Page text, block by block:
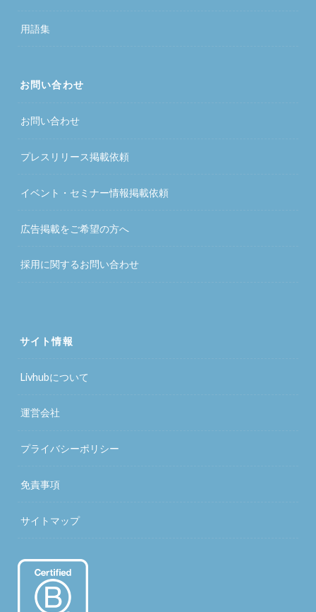
用語集
お問い合わせ
お問い合わせ
プレスリリース掲載依頼
イベント・セミナー情報掲載依頼
広告掲載をご希望の方へ
採用に関するお問い合わせ
サイト情報
Livhubについて
運営会社
プライバシーポリシー
免責事項
サイトマップ